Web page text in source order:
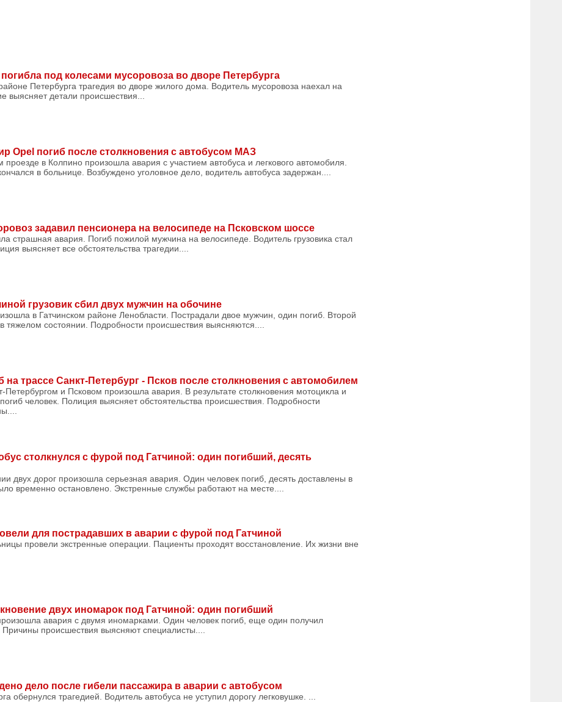
под колесами мусоровоза во дворе Петербурга
Петербурга трагедия во дворе жилого дома. Водитель мусоровоза наехал на
выясняет детали происшествия...
Opel погиб после столкновения с автобусом МАЗ
в Колпино произошла авария с участием автобуса и легкового автомобиля.
в больнице. Возбуждено уголовное дело, водитель автобуса задержан....
задавил пенсионера на велосипеде на Псковском шоссе
страшная авария. Погиб пожилой мужчина на велосипеде. Водитель грузовика стал
выясняет все обстоятельства трагедии....
грузовик сбил двух мужчин на обочине
в Гатчинском районе Ленобласти. Пострадали двое мужчин, один погиб. Второй
тяжелом состоянии. Подробности происшествия выясняются....
на трассе Санкт-Петербург - Псков после столкновения с автомобилем
Петербургом и Псковом произошла авария. В результате столкновения мотоцикла и
человек. Полиция выясняет обстоятельства происшествия. Подробности
столкнулся с фурой под Гатчиной: один погибший, десять
двух дорог произошла серьезная авария. Один человек погиб, десять доставлены в
временно остановлено. Экстренные службы работают на месте....
для пострадавших в аварии с фурой под Гатчиной
провели экстренные операции. Пациенты проходят восстановление. Их жизни вне
двух иномарок под Гатчиной: один погибший
авария с двумя иномарками. Один человек погиб, еще один получил
происшествия выясняют специалисты....
дело после гибели пассажира в аварии с автобусом
обернулся трагедией. Водитель автобуса не уступил дорогу легковушке. ...